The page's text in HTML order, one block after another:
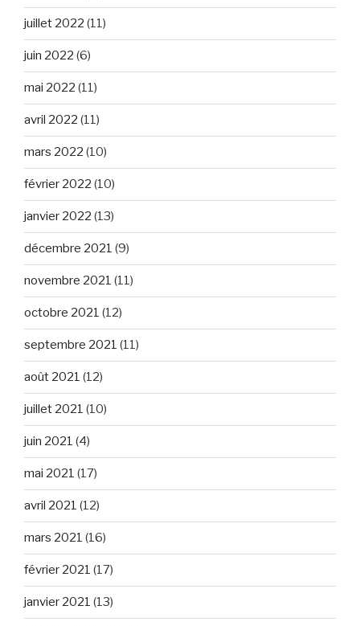
juillet 2022 (11)
juin 2022 (6)
mai 2022 (11)
avril 2022 (11)
mars 2022 (10)
février 2022 (10)
janvier 2022 (13)
décembre 2021 (9)
novembre 2021 (11)
octobre 2021 (12)
septembre 2021 (11)
août 2021 (12)
juillet 2021 (10)
juin 2021 (4)
mai 2021 (17)
avril 2021 (12)
mars 2021 (16)
février 2021 (17)
janvier 2021 (13)